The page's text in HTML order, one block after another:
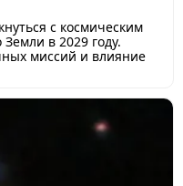
с космическим
в 2029 году.
миссий и влияние